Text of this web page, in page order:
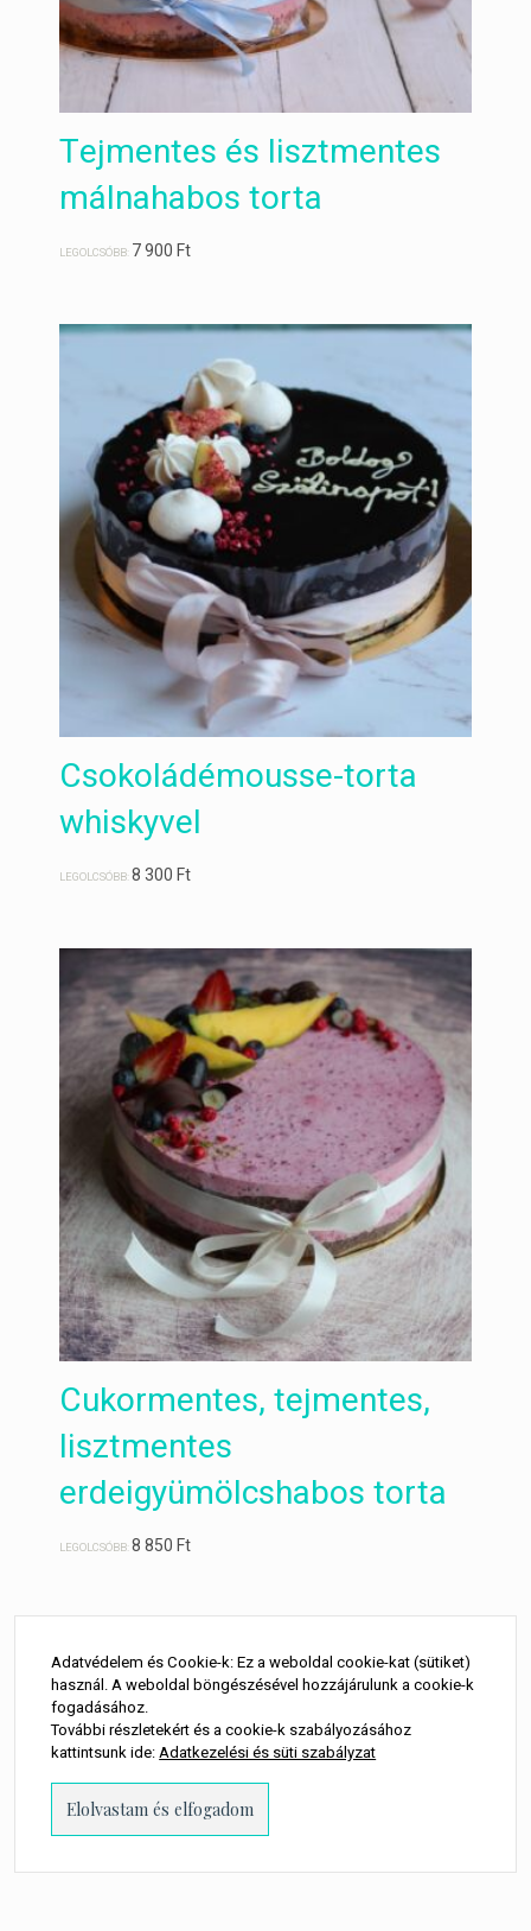
Tejmentes és lisztmentes
málnahabos torta
LEGOLCSÓBB: 7 900Ft
Csokoládémousse-torta
whiskyvel
LEGOLCSÓBB:8 300Ft
Cukormentes, tejmentes,
lisztmentes
erdeigyümölcshabos torta
LEGOLCSÓBB:8 850Ft
kövess minket
Adatvédelem és Cookie-k: Ez a weboldal cookie-kat (sütiket)
használ. A weboldal böngészésével hozzájárulunk a cookie-k
fogadásához.
További részletekért és a cookie-k szabályozásához
kattintsunk ide:Adatkezelési és süti szabályzat